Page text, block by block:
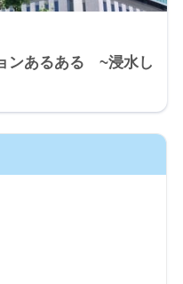
ンあるある ~浸水し